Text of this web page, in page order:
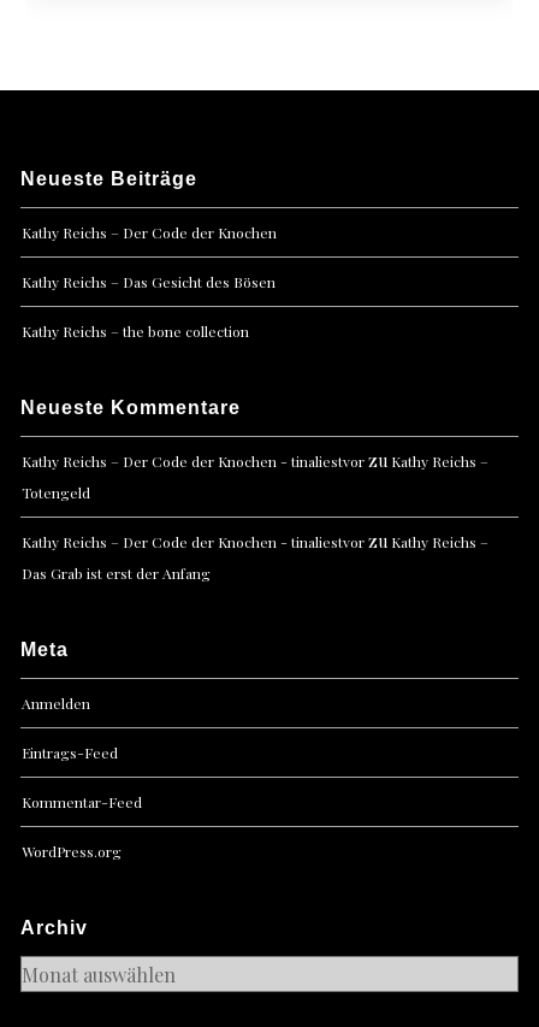
Neueste Beiträge
Kathy Reichs – Der Code der Knochen
Kathy Reichs – Das Gesicht des Bösen
Kathy Reichs – the bone collection
Neueste Kommentare
Kathy Reichs – Der Code der Knochen - tinaliestvorzu Kathy Reichs –
Totengeld
Kathy Reichs – Der Code der Knochen - tinaliestvorzu Kathy Reichs –
Das Grab ist erst der Anfang
Meta
Anmelden
Eintrags-Feed
Kommentar-Feed
WordPress.org
Archiv
Archiv